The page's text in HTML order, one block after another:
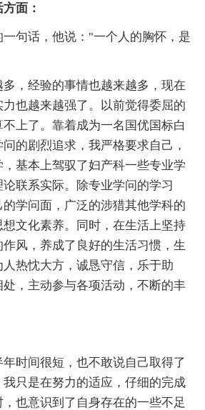
面：
句话，他说："一个人的胸怀，是
经验的事情也越来越多，现在
也越来越强了。以前觉得委屈的
上了。靠着成为一名国优国标白
的剧烈追求，我严格要求自己，
基本上驾驭了妇产科一些专业学
联系实际。除专业学问的学习
学问面，广泛的涉猎其他学科的
文化素养。同时，在生活上坚持
风，养成了良好的生活习惯，生
热忱大方，诚恳守信，乐于助
处，主动参与各项活动，不断的丰
间很短，也不敢说自己取得了
只是在努力的适应，仔细的完成
也意识到了自身存在的一些不足